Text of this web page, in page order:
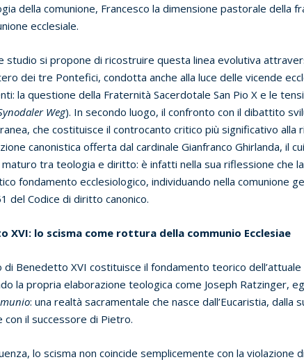
della comunione, Francesco la dimensione pastorale della
ecclesiale.
studio si propone di ricostruire questa linea evolutiva
dei tre Pontefici, condotta anche alla luce delle vicende
la questione della Fraternità Sacerdotale San Pio X e le
Weg). In secondo luogo, il confronto con il dibattito
che costituisce il controcanto critico più significativo
canonistica offerta dal cardinale Gianfranco Ghirlanda, il
tra teologia e diritto: è infatti nella sua riflessione che
fondamento ecclesiologico, individuando nella comunione
del Codice di diritto canonico.
XVI: lo scisma come rottura della communio Ecclesiae
di Benedetto XVI costituisce il fondamento teorico
la propria elaborazione teologica come Joseph Ratzinger,
: una realtà sacramentale che nasce dall’Eucaristia, dalla
con il successore di Pietro.
lo scisma non coincide semplicemente con la violazione